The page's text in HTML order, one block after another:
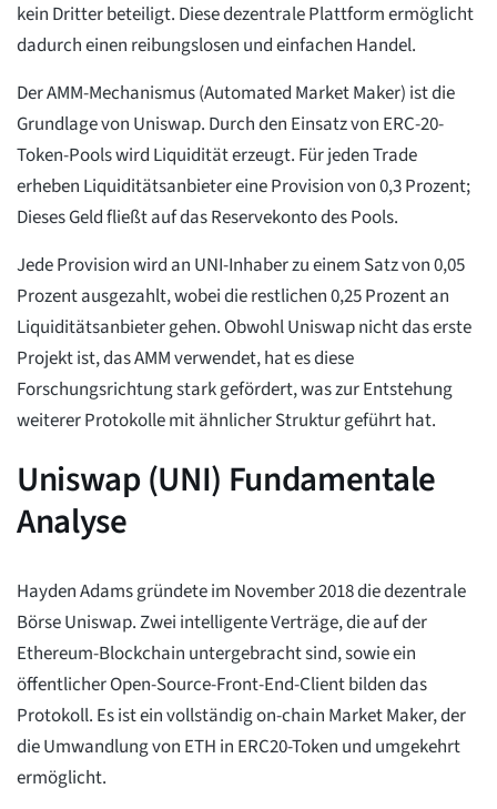
kein Dritter beteiligt. Diese dezentrale Plattform ermöglicht
dadurch einen reibungslosen und einfachen Handel.
Der AMM-Mechanismus (Automated Market Maker) ist die
Grundlage von Uniswap. Durch den Einsatz von ERC-20-
Token-Pools wird Liquidität erzeugt. Für jeden Trade
erheben Liquiditätsanbieter eine Provision von 0,3 Prozent;
Dieses Geld fließt auf das Reservekonto des Pools.
Jede Provision wird an UNI-Inhaber zu einem Satz von 0,05
Prozent ausgezahlt, wobei die restlichen 0,25 Prozent an
Liquiditätsanbieter gehen. Obwohl Uniswap nicht das erste
Projekt ist, das AMM verwendet, hat es diese
Forschungsrichtung stark gefördert, was zur Entstehung
weiterer Protokolle mit ähnlicher Struktur geführt hat.
Uniswap (UNI) Fundamentale
Analyse
Hayden Adams gründete im November 2018 die dezentrale
Börse Uniswap. Zwei intelligente Verträge, die auf der
Ethereum-Blockchain untergebracht sind, sowie ein
öffentlicher Open-Source-Front-End-Client bilden das
Protokoll. Es ist ein vollständig on-chain Market Maker, der
die Umwandlung von ETH in ERC20-Token und umgekehrt
ermöglicht.